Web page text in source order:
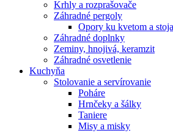
Krhly a rozprašovače
Záhradné pergoly
Opory ku kvetom a
Záhradné doplnky
Zeminy, hnojivá, keramzit
Záhradné osvetlenie
Kuchyňa
Stolovanie a servírovanie
Poháre
Hrnčeky a šálky
Taniere
Misy a misky